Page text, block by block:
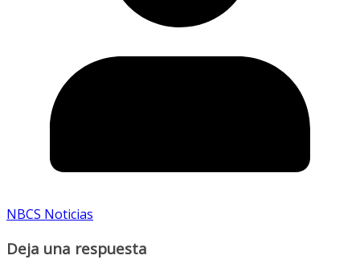
NBCS Noticias
Deja una respuesta